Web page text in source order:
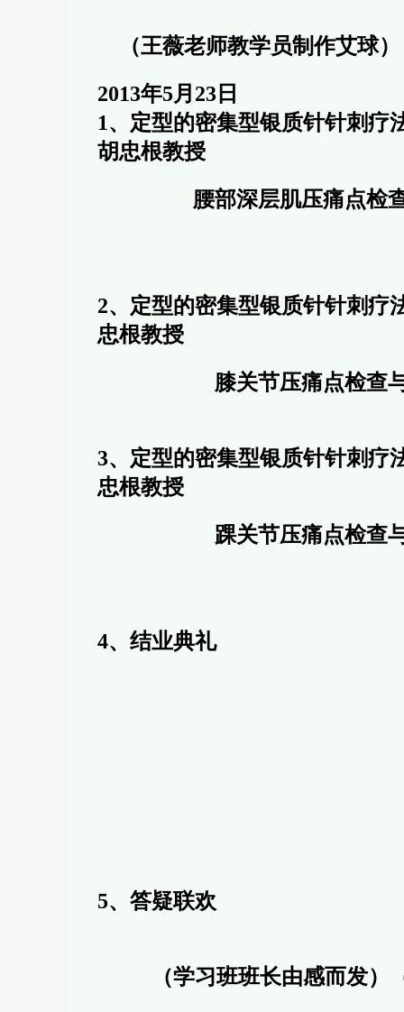
（王薇老师教学员制作艾球
2013年5月23日
1、定型的密集型银质针针刺
胡忠根教授
腰部深层肌压痛点检
2、定型的密集型银质针针刺
忠根教授
膝关节压痛点检查
3、定型的密集型银质针针刺
忠根教授
踝关节压痛点检查
4、结业典礼
5、答疑联欢
（学习班班长由感而发）（